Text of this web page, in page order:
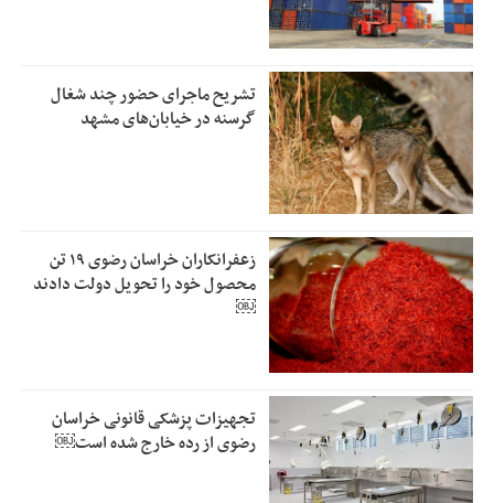
تشریح ماجرای حضور چند شغال
گرسنه در خیابان‌های مشهد
زعفرانکاران خراسان رضوی ۱۹ تن
محصول خود را تحویل دولت دادند
￼
تجهیزات پزشکی قانونی خراسان
رضوی از رده خارج شده است￼